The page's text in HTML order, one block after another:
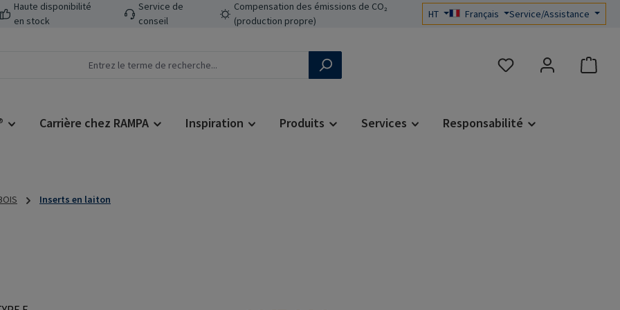
Haute disponibilité
en stock
Service de
conseil
Compensation des émissions de CO₂
(production propre)
HT Français Service/Assistance
Vous avez 0 articles
Carrière chez RAMPA Inspiration Produits Services Responsabilité
Inserts en laiton